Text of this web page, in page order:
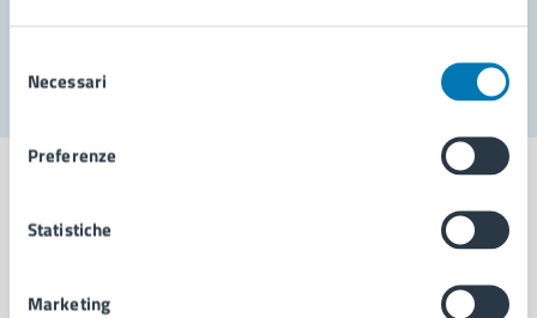
delNecessari
Preferenze
Statistiche
Marketing